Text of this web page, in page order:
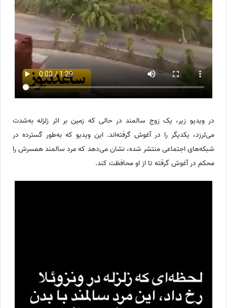
در ویدیو زیر، یک زوج سالمند در حالی که زمین بر اثر زلزله به‌شدت
می‌لرزد، یکدیگر را در آغوش گرفته‌اند. این ویدیو که به‌طور گسترده در
شبکه‌های اجتماعی منتشر شده، نشان می‌دهد که مرد سالمند همسرش را
محکم در آغوش گرفته تا از او محافظت کند.